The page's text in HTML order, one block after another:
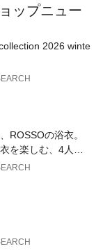
ます。予めご了
て現在の価格情報
ップニュー
2026 winte
ROSSOの浴衣。
を楽しむ、4人のT